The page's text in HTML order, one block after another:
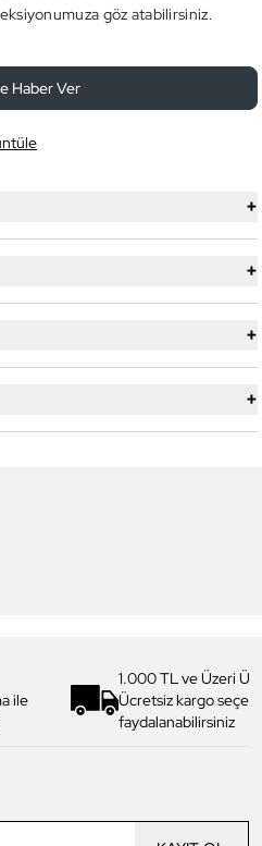
göz atabilirsiniz.
Haber Ver
+
+
+
+
ile
1.000 TL ve Üzeri
Ücretsiz kargo
faydalanabilirsiniz